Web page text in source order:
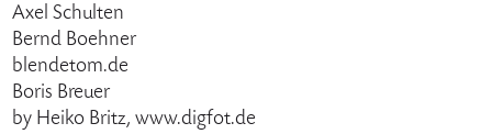
Axel Schulten
Bernd Boehner
blendetom.de
Boris Breuer
by Heiko Britz, www.digfot.de